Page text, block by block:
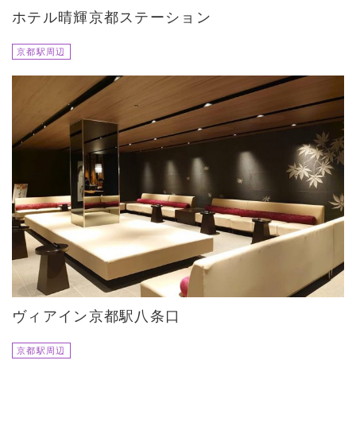
ホテル晴輝京都ステーション
京都駅周辺
ヴィアイン京都駅八条口
京都駅周辺